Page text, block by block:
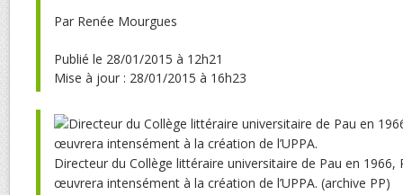
Par Renée Mourgues
Publié le 28/01/2015 à 12h21
Mise à jour : 28/01/2015 à 16h23
Directeur du Collège littéraire universitaire de Pau en 1966,
œuvrera intensément à la création de l’UPPA. (archive PP)